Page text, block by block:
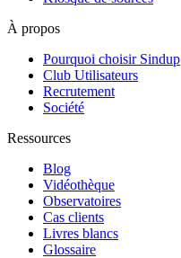
À propos
Pourquoi choisir Sindup
Club Utilisateurs
Recrutement
Société
Ressources
Blog
Vidéothèque
Observatoires
Cas clients
Livres blancs
Glossaire